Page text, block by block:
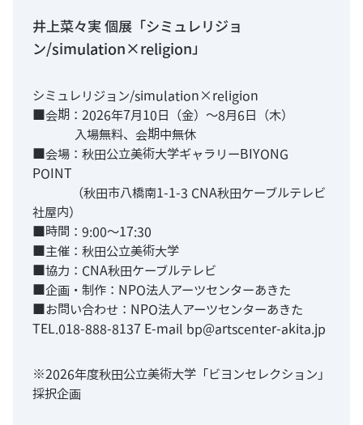
井上菜々実 個展「シミュレリジョ
ン/simulation×religion」
シミュレリジョン/simulation×religion
■会期：2026年7月10日（金）～8月6日（木）
入場無料、会期中無休
■会場：秋田公立美術大学ギャラリーBIYONG
POINT
（秋田市八橋南1-1-3 CNA秋田ケーブルテレビ
社屋内）
■時間：9:00〜17:30
■主催：秋田公立美術大学
■協力：CNA秋田ケーブルテレビ
■企画・制作：NPO法人アーツセンターあきた
■お問い合わせ：NPO法人アーツセンターあきた
TEL.018-888-8137 E-mail bp@artscenter-akita.jp
※2026年度秋田公立美術大学「ビヨンセレクション」
採択企画